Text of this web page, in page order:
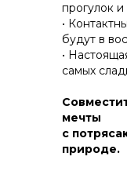
прогулок
•
будут в
•
самых
мечты
с
природе.